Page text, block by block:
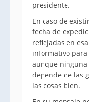
presidente.
En caso de
fecha de
reflejadas en
informativo
aunque ninguna
depende de las
las cosas bien.